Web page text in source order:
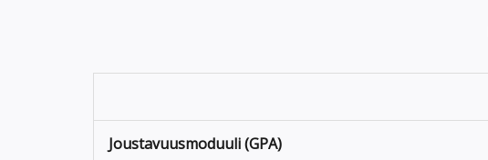
Joustavuusmoduuli (GPA)